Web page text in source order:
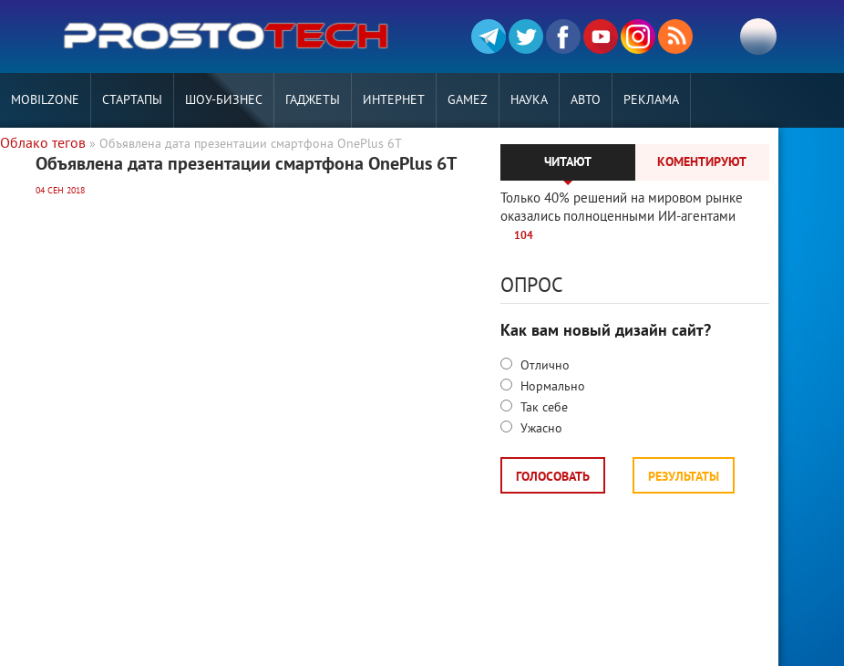
MOBILZONE СТАРТАПЫ ШОУ-БИЗНЕС ГАДЖЕТЫ ИНТЕРНЕТ GAMEZ НАУКА АВТО РЕКЛАМА
Облако тегов » Объявлена дата презентации смартфона OnePlus 6T
Объявлена дата презентации смартфона OnePlus 6T
04 СЕН 2018
ЧИТАЮТ КОМЕНТИРУЮТ
Только 40% решений на мировом рынке
оказались полноценными ИИ-агентами
104
ОПРОС
Как вам новый дизайн сайт?
Отлично
Нормально
Так себе
Ужасно
ГОЛОСОВАТЬ РЕЗУЛЬТАТЫ